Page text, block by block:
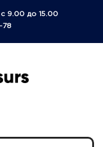
9.00 до 15.00
78